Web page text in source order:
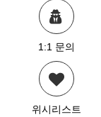
1:1 문의
위시리스트